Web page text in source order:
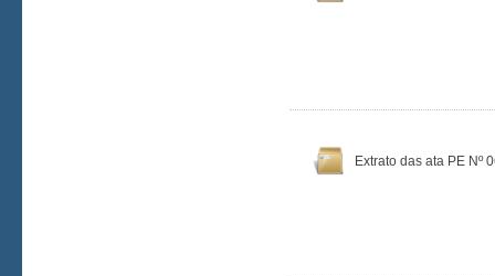
Extrato das ata PE Nº